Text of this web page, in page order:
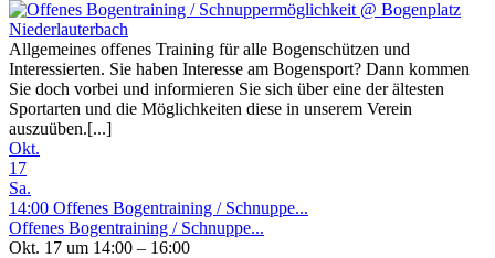
Allgemeines offenes Training für alle Bogenschützen und
Interessierten. Sie haben Interesse am Bogensport? Dann kommen
Sie doch vorbei und informieren Sie sich über eine der ältesten
Sportarten und die Möglichkeiten diese in unserem Verein
auszuüben.[...]
Okt.
17
Sa.
14:00 Offenes Bogentraining / Schnuppe...
Offenes Bogentraining / Schnuppe...
Okt. 17 um 14:00 – 16:00